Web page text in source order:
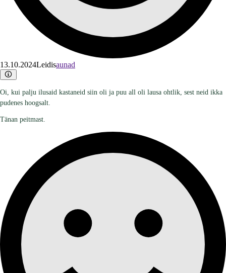
13.10.2024Leidisaunad
Oi, kui palju ilusaid kastaneid siin oli ja puu all oli lausa ohtlik, sest neid ikka
pudenes hoogsalt.
Tänan peitmast.